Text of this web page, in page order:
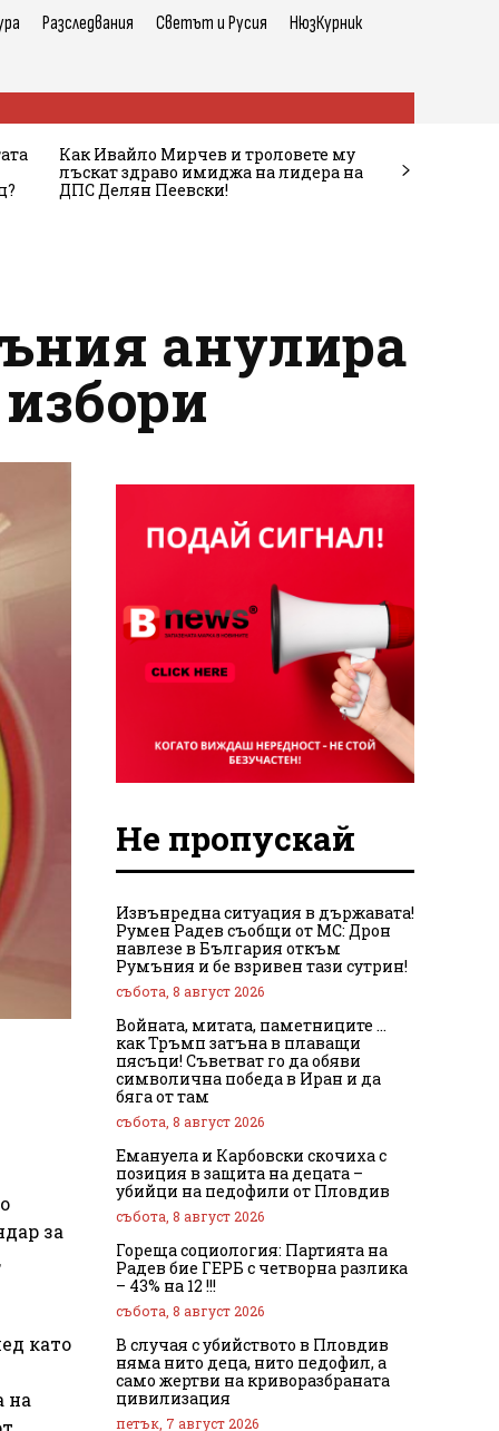
Разследвания Светът и Русия НюзКурник
Как Ивайло Мирчев и троловете му
лъскат здраво имиджа на лидера на
ДПС Делян Пеевски!
анулира
за
като
на
Не пропускай
Извънредна ситуация в държавата!
Румен Радев съобщи от МС: Дрон
навлезе в България откъм
Румъния и бе взривен тази сутрин!
събота, 8 август 2026
Войната, митата, паметниците …
как Тръмп затъна в плаващи
пясъци! Съветват го да обяви
символична победа в Иран и да
бяга от там
събота, 8 август 2026
Емануела и Карбовски скочиха с
позиция в защита на децата –
убийци на педофили от Пловдив
събота, 8 август 2026
Гореща социология: Партията на
Радев бие ГЕРБ с четворна разлика
– 43% на 12 !!!
събота, 8 август 2026
В случая с убийството в Пловдив
няма нито деца, нито педофил, а
само жертви на криворазбраната
цивилизация
петък, 7 август 2026